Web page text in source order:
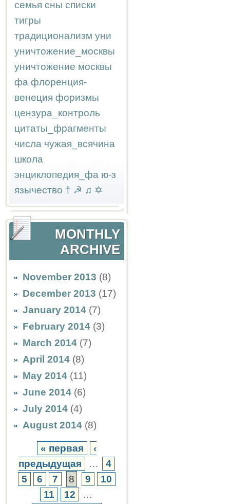
семья сны списки
тигры
традиционализм уни
уничтожение_москвы
уничтожение москвы
фа флоренция-
венеция форизмы
цензура_контроль
цитаты_фрагменты
числа чужая_всячина
школа
энциклопедия_фа ю-з
язычество † ☭ ♫ ✡
MONTHLY
ARCHIVE
November 2013 (8)
December 2013 (17)
January 2014 (7)
February 2014 (3)
March 2014 (7)
April 2014 (8)
May 2014 (11)
June 2014 (6)
July 2014 (4)
August 2014 (8)
« первая
‹
предыдущая
…
4
5
6 7 8 9
10
11
12
…